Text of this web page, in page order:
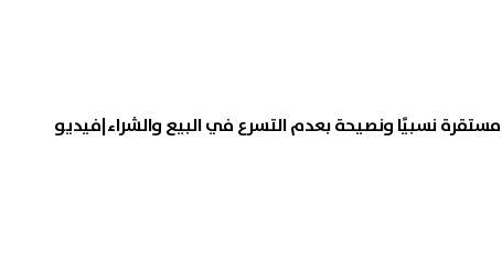
نسبيًا ونصيحة بعدم التسرع في البيع والشراء|فيديو